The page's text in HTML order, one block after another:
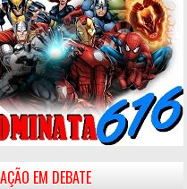
EM DEBATE